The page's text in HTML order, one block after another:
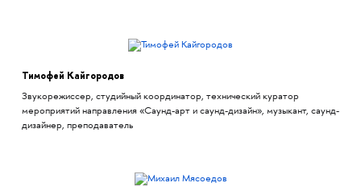
Тимофей Кайгородов
Звукорежиссер, студийный координатор, технический куратор
мероприятий направления «Саунд-арт и саунд-дизайн», музыкант, саунд-
дизайнер, преподаватель